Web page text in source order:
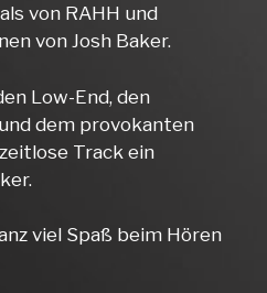
von RAHH und
von Josh Baker.
Low-End, den
dem provokanten
Track ein
viel Spaß beim Hören